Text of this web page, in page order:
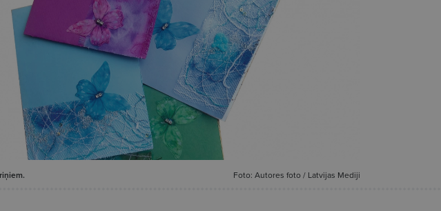
Foto: Autores foto / Latvijas Mediji